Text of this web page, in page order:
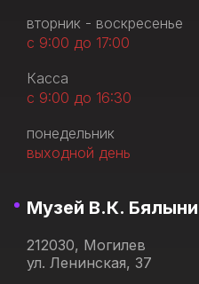
вторник - воскресенье
с 9:00 до 17:00
Касса
с 9:00 до 16:30
понедельник
выходной день
Музей В.К.
212030, Могилев
ул. Ленинская, 37